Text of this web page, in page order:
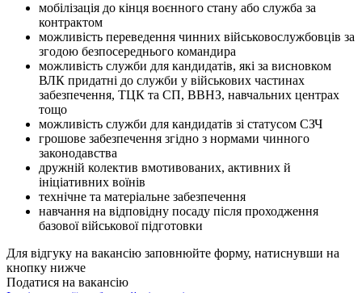
мобілізація до кінця воєнного стану або служба за
контрактом
можливість переведення чинних військовослужбовців за
згодою безпосереднього командира
можливість служби для кандидатів, які за висновком
ВЛК придатні до служби у військових частинах
забезпечення, ТЦК та СП, ВВНЗ, навчальних центрах
тощо
можливість служби для кандидатів зі статусом СЗЧ
грошове забезпечення згідно з нормами чинного
законодавства
дружній колектив вмотивованих, активних й
ініціативних воїнів
технічне та матеріальне забезпечення
навчання на відповідну посаду після проходження
базової військової підготовки
Для відгуку на вакансію заповнюйте форму, натиснувши на
кнопку нижче
Податися на вакансію